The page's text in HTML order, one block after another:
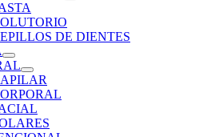
DE DIENTES